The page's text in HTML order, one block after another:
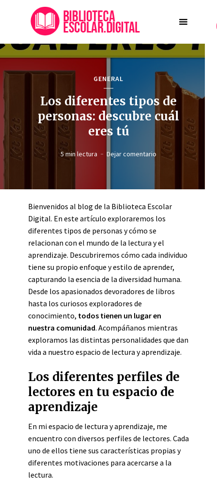
GENERAL
Los diferentes tipos de
personas: descubre cuál
eres tú
5 min lectura Dejar comentario
Bienvenidos al blog de la Biblioteca Escolar
Digital. En este artículo exploraremos los
diferentes tipos de personas y cómo se
relacionan con el mundo de la lectura y el
aprendizaje. Descubriremos cómo cada individuo
tiene su propio enfoque y estilo de aprender,
capturando la esencia de la diversidad humana.
Desde los apasionados devoradores de libros
hasta los curiosos exploradores de
conocimiento, todos tienen un lugar en
nuestra comunidad. Acompáñanos mientras
exploramos las distintas personalidades que dan
vida a nuestro espacio de lectura y aprendizaje.
Los diferentes perfiles de
lectores en tu espacio de
aprendizaje
En mi espacio de lectura y aprendizaje, me
encuentro con diversos perfiles de lectores. Cada
uno de ellos tiene sus características propias y
diferentes motivaciones para acercarse a la
lectura.